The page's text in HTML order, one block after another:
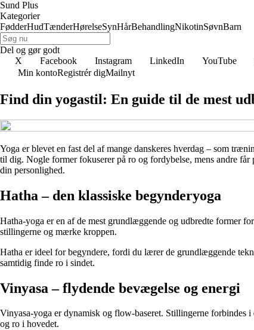
Sund Plus
Kategorier
FødderHudTænderHørelseSynHårBehandlingNikotinSøvnBarn
Del og gør godt
X
Facebook Instagram LinkedIn YouTube
Min kontoRegistrér digMailnyt
Find din yogastil: En guide til de mest
Yoga er blevet en fast del af mange danskeres hverdag – som
til dig. Nogle former fokuserer på ro og fordybelse, mens andre
din personlighed.
Hatha – den klassiske begynderyoga
Hatha-yoga er en af de mest grundlæggende og udbredte former
stillingerne og mærke kroppen.
Hatha er ideel for begyndere, fordi du lærer de grundlæggende
samtidig finde ro i sindet.
Vinyasa – flydende bevægelse og energi
Vinyasa-yoga er dynamisk og flow-baseret. Stillingerne forbindes
og ro i hovedet.